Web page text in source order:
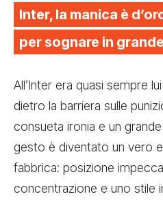
Inter, la manica è
per sognare in grande
All’Inter era quasi sempre
dietro la barriera sulle
consueta ironia e un
gesto è diventato un vero
fabbrica: posizione
concentrazione e uno stile